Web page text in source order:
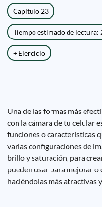
Capítulo 23
Tiempo estimado de lectura:
+ Ejercicio
Una de las formas más
con la cámara de tu celular
funciones o características
varias configuraciones de
brillo y saturación, para
pueden usar para mejorar o
haciéndolas más atractivas